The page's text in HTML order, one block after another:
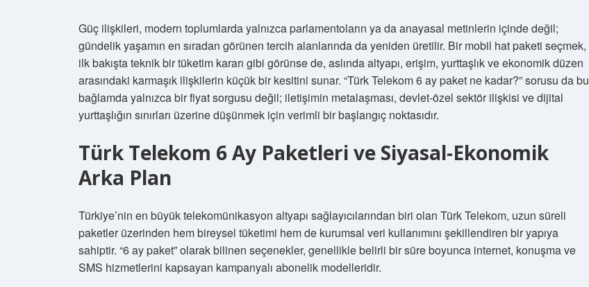
Güç ilişkileri, modern toplumlarda yalnızca parlamentoların ya da anayasal metinlerin içinde değil;
gündelik yaşamın en sıradan görünen tercih alanlarında da yeniden üretilir. Bir mobil hat paketi seçmek,
ilk bakışta teknik bir tüketim kararı gibi görünse de, aslında altyapı, erişim, yurttaşlık ve ekonomik düzen
arasındaki karmaşık ilişkilerin küçük bir kesitini sunar. “Türk Telekom 6 ay paket ne kadar?” sorusu da bu
bağlamda yalnızca bir fiyat sorgusu değil; iletişimin metalaşması, devlet-özel sektör ilişkisi ve dijital
yurttaşlığın sınırları üzerine düşünmek için verimli bir başlangıç noktasıdır.
Türk Telekom 6 Ay Paketleri ve Siyasal-Ekonomik
Arka Plan
Türkiye’nin en büyük telekomünikasyon altyapı sağlayıcılarından biri olan Türk Telekom, uzun süreli
paketler üzerinden hem bireysel tüketimi hem de kurumsal veri kullanımını şekillendiren bir yapıya
sahiptir. “6 ay paket” olarak bilinen seçenekler, genellikle belirli bir süre boyunca internet, konuşma ve
SMS hizmetlerini kapsayan kampanyalı abonelik modelleridir.